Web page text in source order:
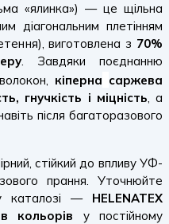
«ялинка») — це щільна
діагональним плетінням
виготовлена з 70%
. Завдяки поєднанню
кіперна саржева
гнучкість і міцність, а
після багаторазового
стійкий до впливу УФ-
прання. Уточнюйте
каталозі — HELENATEX
кольорів у постійному